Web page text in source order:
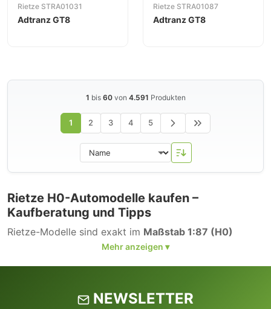
Rietze STRA01031
Adtranz GT8
Rietze STRA01087
Adtranz GT8
1 bis 60von 4.591 Produkten
1 2 3 4 5
Rietze H0-Automodelle kaufen –
Kaufberatung und Tipps
Rietze-Modelle sind exakt im Maßstab 1:87 (H0)
gefertigt und eignen sich als stehende
und bietet Modelle, die kein anderer
NEWSLETTER